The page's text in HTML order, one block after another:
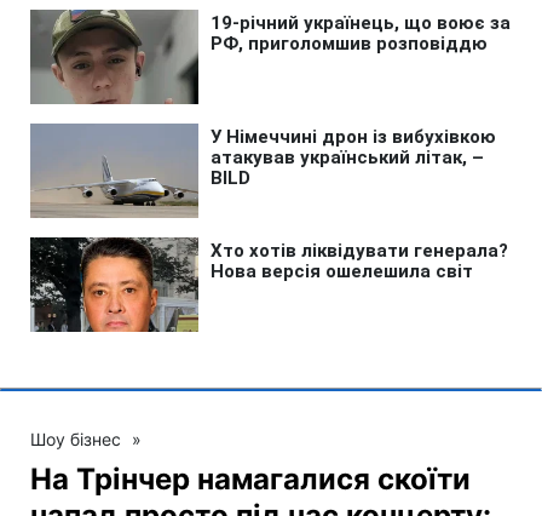
Шоу бізнес »
На Трінчер намагалися скоїти